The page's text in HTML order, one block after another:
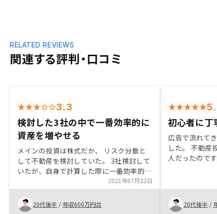
関連する評判・口コミ
RELATED REVIEWS
3.3
検討した3社の中で一番効率的に
資産を増やせる
メインの投資は株式だか、 リスク分散と
して不動産を検討していた。 3社検討して
いたが、自身で計算した際に一番効率的に
資産を増やせるものだったから。2021年07月22日
20代後半 / 年収600万円台
初心者に丁
広告で流れて
した。 不動産
人だったので
今後の対応次
寧な対応をし
おすすめかと
20代後半 /